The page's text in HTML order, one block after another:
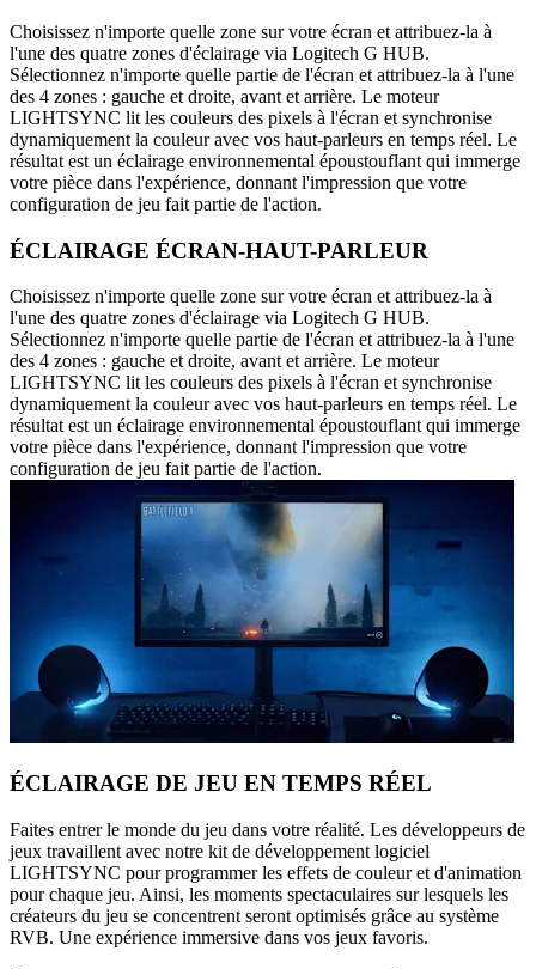
Choisissez n'importe quelle zone sur votre écran et attribuez-la à
l'une des quatre zones d'éclairage via Logitech G HUB.
Sélectionnez n'importe quelle partie de l'écran et attribuez-la à l'une
des 4 zones : gauche et droite, avant et arrière. Le moteur
LIGHTSYNC lit les couleurs des pixels à l'écran et synchronise
dynamiquement la couleur avec vos haut-parleurs en temps réel. Le
résultat est un éclairage environnemental époustouflant qui immerge
votre pièce dans l'expérience, donnant l'impression que votre
configuration de jeu fait partie de l'action.
ÉCLAIRAGE ÉCRAN-HAUT-PARLEUR
Choisissez n'importe quelle zone sur votre écran et attribuez-la à
l'une des quatre zones d'éclairage via Logitech G HUB.
Sélectionnez n'importe quelle partie de l'écran et attribuez-la à l'une
des 4 zones : gauche et droite, avant et arrière. Le moteur
LIGHTSYNC lit les couleurs des pixels à l'écran et synchronise
dynamiquement la couleur avec vos haut-parleurs en temps réel. Le
résultat est un éclairage environnemental époustouflant qui immerge
votre pièce dans l'expérience, donnant l'impression que votre
configuration de jeu fait partie de l'action.
ÉCLAIRAGE DE JEU EN TEMPS RÉEL
Faites entrer le monde du jeu dans votre réalité. Les développeurs de
jeux travaillent avec notre kit de développement logiciel
LIGHTSYNC pour programmer les effets de couleur et d'animation
pour chaque jeu. Ainsi, les moments spectaculaires sur lesquels les
créateurs du jeu se concentrent seront optimisés grâce au système
RVB. Une expérience immersive dans vos jeux favoris.